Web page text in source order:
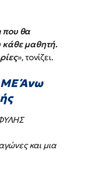
που θα
κάθε μαθητή.
», τονίζει.
Άνω
και μια